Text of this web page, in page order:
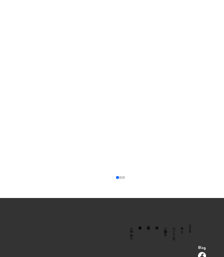
お問い合わせ ​法人向け お客様の声 サービス一覧 HOME